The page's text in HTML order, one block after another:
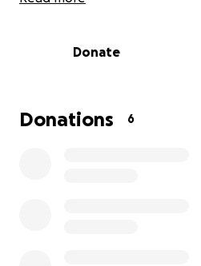
Donate
Donations 6